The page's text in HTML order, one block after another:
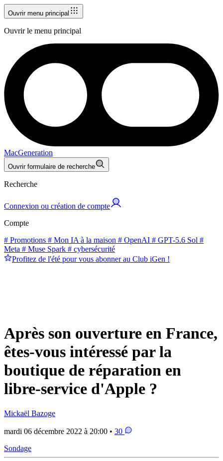
Ouvrir menu principal
Ouvrir le menu principal
MacGeneration
Ouvrir formulaire de recherche
Recherche
Connexion ou création de compte
Compte
# Promotions # Mon IA à la maison # OpenAI # GPT-5.6 Sol #
Meta # Muse Spark # cybersécurité
Profitez de l'été pour vous abonner au Club iGen !
Après son ouverture en France,
êtes-vous intéressé par la
boutique de réparation en
libre-service d'Apple ?
Mickaël Bazoge
mardi 06 décembre 2022 à 20:00 • 30
Sondage